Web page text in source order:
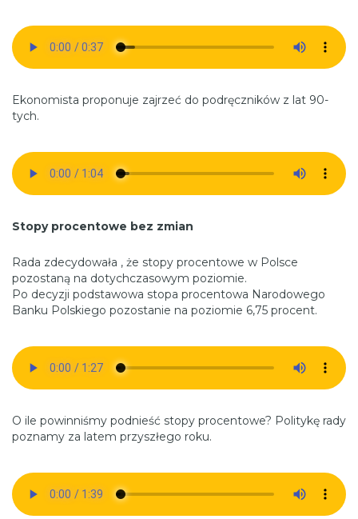
Ekonomista proponuje zajrzeć do podręczników z lat 90-
tych.
Stopy procentowe bez zmian
Rada zdecydowała , że stopy procentowe w Polsce
pozostaną na dotychczasowym poziomie.
Po decyzji podstawowa stopa procentowa Narodowego
Banku Polskiego pozostanie na poziomie 6,75 procent.
O ile powinniśmy podnieść stopy procentowe? Politykę rady
poznamy za latem przyszłego roku.